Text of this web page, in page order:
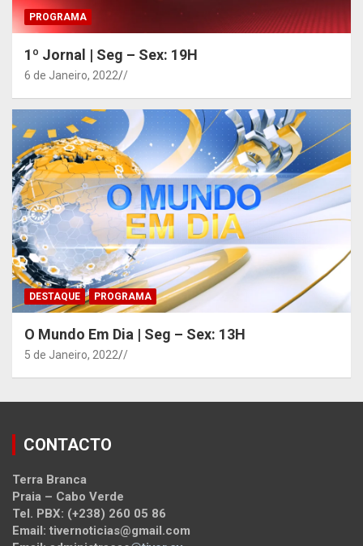
PROGRAMA
1º Jornal | Seg – Sex: 19H
6 de Janeiro, 2022 /
DESTAQUE PROGRAMA
O Mundo Em Dia | Seg – Sex: 13H
5 de Janeiro, 2022 /
CONTACTO
Terra Branca
Praia – Cabo Verde
Tel. PBX: (+238) 260 05 86
Email: tivernoticias@gmail.com